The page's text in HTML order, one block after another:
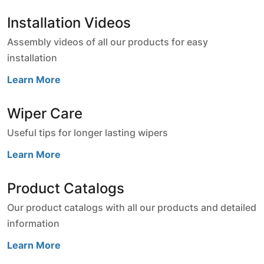
Installation Videos
Assembly videos of all our products for easy
installation
Learn More
Wiper Care
Useful tips for longer lasting wipers
Learn More
Product Catalogs
Our product catalogs with all our products and detailed
information
Learn More